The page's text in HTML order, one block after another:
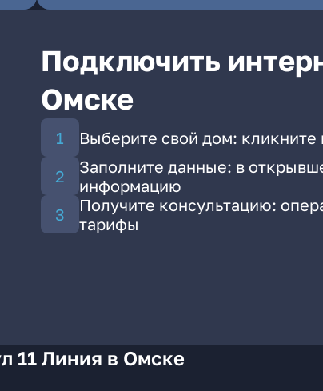
Подключить
Омске
Выберите свой дом:
Заполните данные: в
информацию
Получите консультацию:
тарифы
11 Линия в Омске